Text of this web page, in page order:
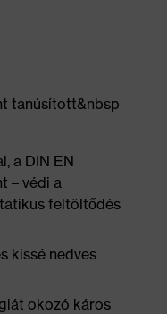
tanúsított&nbsp
a DIN EN
– védi a
feltöltődés
kissé nedves
okozó káros